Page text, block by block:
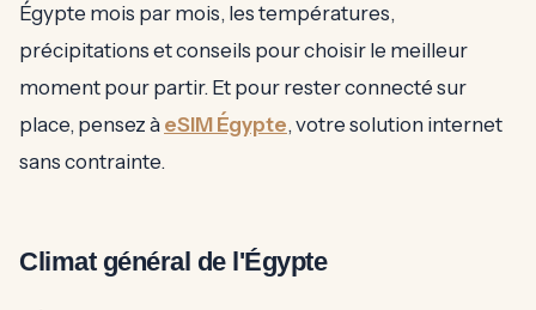
Égypte mois par mois, les températures,
précipitations et conseils pour choisir le meilleur
moment pour partir. Et pour rester connecté sur
place, pensez à eSIM Égypte, votre solution internet
sans contrainte.
Climat général de l'Égypte